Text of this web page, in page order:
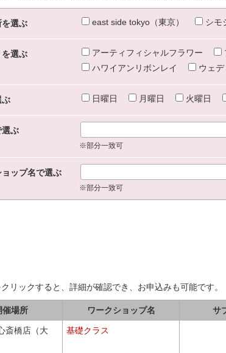
を選ぶ east side tokyo（東京） シモ
を選ぶ アーティフィシャルフラワー
ハワイアンリボンレイ
ウェ
ぶ 日曜日 月曜日 火曜日
選ぶ
※部分一致可
ョップ名で選ぶ
※部分一致可
リックすると、詳細が確認でき、お申込みも可能です。
催場所 ワークショップ名 サ
斎橋店（大
基礎クラス